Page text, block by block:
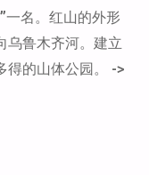
一名。红山的外形
乌鲁木齐河。建立
得的山体公园。 ->